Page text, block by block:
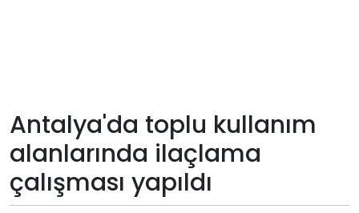
Künye
Giriş
Yap
Antalya'da toplu kullanım
alanlarında ilaçlama
çalışması yapıldı